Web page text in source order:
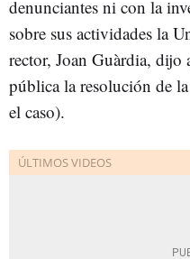
denunciantes ni con la
sobre sus actividades la
rector, Joan Guàrdia, dijo
pública la resolución de
el caso).